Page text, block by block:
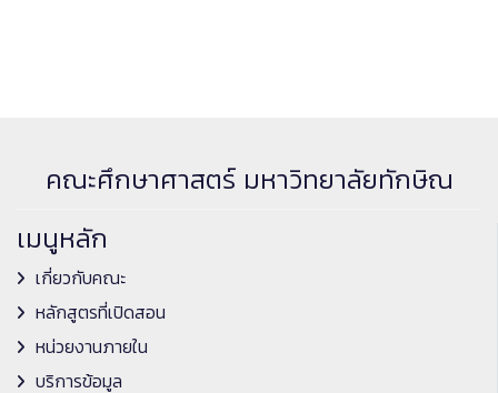
คณะศึกษาศาสตร์ มหาวิทยาลัยทักษิณ
เมนูหลัก
เกี่ยวกับคณะ
หลักสูตรที่เปิดสอน
หน่วยงานภายใน
บริการข้อมูล